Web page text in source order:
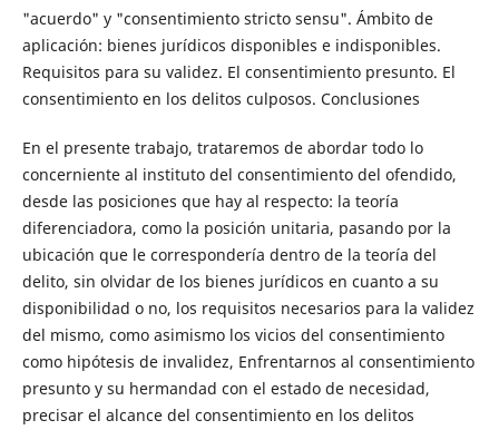
"acuerdo" y "consentimiento stricto sensu". Ámbito de
aplicación: bienes jurídicos disponibles e indisponibles.
Requisitos para su validez. El consentimiento presunto. El
consentimiento en los delitos culposos. Conclusiones
En el presente trabajo, trataremos de abordar todo lo
concerniente al instituto del consentimiento del ofendido,
desde las posiciones que hay al respecto: la teoría
diferenciadora, como la posición unitaria, pasando por la
ubicación que le correspondería dentro de la teoría del
delito, sin olvidar de los bienes jurídicos en cuanto a su
disponibilidad o no, los requisitos necesarios para la validez
del mismo, como asimismo los vicios del consentimiento
como hipótesis de invalidez, Enfrentarnos al consentimiento
presunto y su hermandad con el estado de necesidad,
precisar el alcance del consentimiento en los delitos